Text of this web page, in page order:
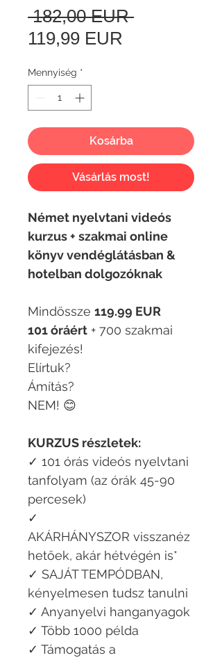
182,00 EUR Szokásos
119,99 EUR
Mennyiség *
Kosárba
Vásárlás most!
Német nyelvtani videós
kurzus + szakmai online
könyv vendéglátásban &
hotelban dolgozóknak
Mindössze 119.99 EUR
101 óráért + 700 szakmai
kifejezés!
Elírtuk?
Ámítás?
NEM! 😊
KURZUS részletek:
✓ 101 órás videós nyelvtani
tanfolyam (az órák 45-90
percesek)
✓
AKÁRHÁNYSZOR visszanéz
hetőek, akár hétvégén is*
✓ SAJÁT TEMPÓDBAN,
kényelmesen tudsz tanulni
✓ Anyanyelvi hanganyagok
✓ Több 1000 példa
✓ Támogatás a